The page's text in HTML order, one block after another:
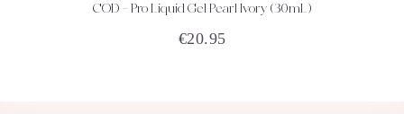
ACHETEZ DÉTAILS
COD – Pro Liquid Gel Pearl Ivory (30mL)
€20.95